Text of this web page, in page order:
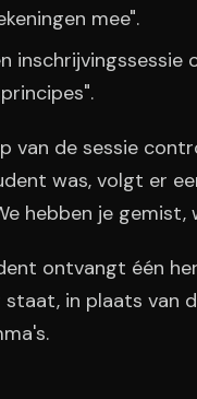
mee".
van de sessie
was, volgt er
hebben je
ontvangt één
staat, in plaats van